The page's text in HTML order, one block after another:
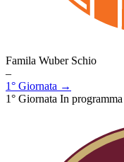
Famila Wuber Schio
–
1° Giornata →
1° Giornata In programma